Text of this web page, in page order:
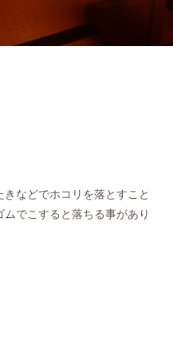
などでホコリを落とすこと
でこすると落ちる事があり